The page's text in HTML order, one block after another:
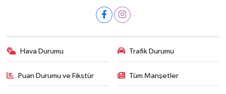
Hava Durumu Trafik Durumu
Puan Durumu ve Fikstür Tüm Manşetler